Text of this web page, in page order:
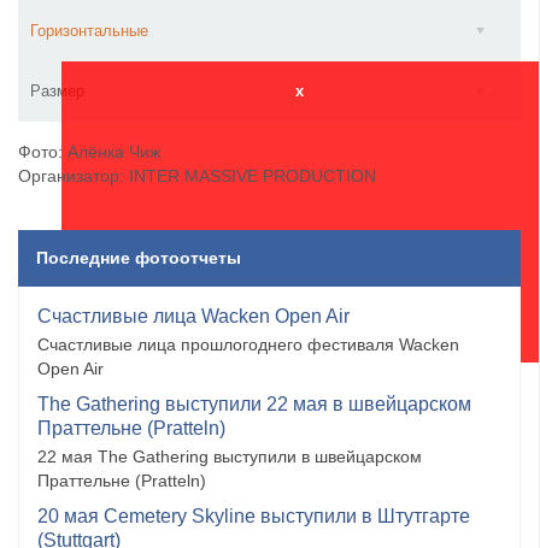
Горизонтальные
Размер x
Фото: Алёнка Чиж
Организатор: INTER MASSIVE PRODUCTION
Последние фотоотчеты
Счастливые лица Wacken Open Air
Счастливые лица прошлогоднего фестиваля Wacken
Open Air
The Gathering выступили 22 мая в швейцарском
Праттельне (Pratteln)
22 мая The Gathering выступили в швейцарском
Праттельне (Pratteln)
20 мая Cemetery Skyline выступили в Штутгарте
(Stuttgart)